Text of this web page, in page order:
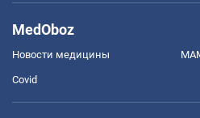
MedOboz
Новости медицины
Covid